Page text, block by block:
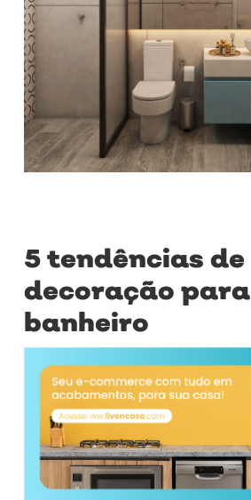
5 tendências de
decoração para
banheiro